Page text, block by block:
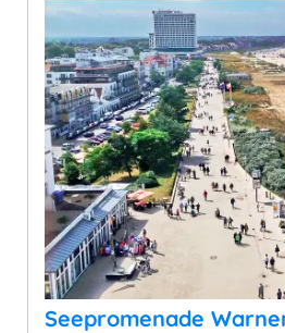
Seepromenade